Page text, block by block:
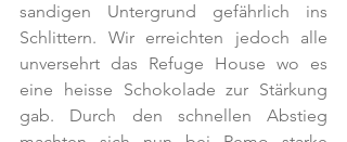
sandigen Untergrund gefährlich ins
Schlittern. Wir erreichten jedoch alle
unversehrt das Refuge House wo es
eine heisse Schokolade zur Stärkung
gab. Durch den schnellen Abstieg